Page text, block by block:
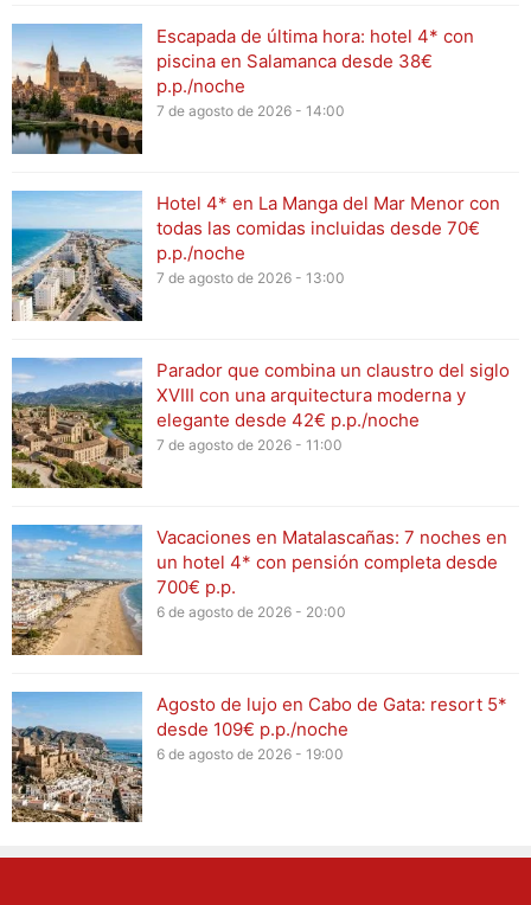
Escapada de última hora: hotel 4* con
piscina en Salamanca desde 38€
p.p./noche
7 de agosto de 2026 - 14:00
Hotel 4* en La Manga del Mar Menor con
todas las comidas incluidas desde 70€
p.p./noche
7 de agosto de 2026 - 13:00
Parador que combina un claustro del siglo
XVIII con una arquitectura moderna y
elegante desde 42€ p.p./noche
7 de agosto de 2026 - 11:00
Vacaciones en Matalascañas: 7 noches en
un hotel 4* con pensión completa desde
700€ p.p.
6 de agosto de 2026 - 20:00
Agosto de lujo en Cabo de Gata: resort 5*
desde 109€ p.p./noche
6 de agosto de 2026 - 19:00